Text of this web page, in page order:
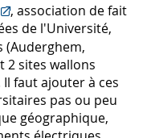
, association de fait
de l'Université,
(Auderghem,
2 sites wallons
faut ajouter à ces
pas ou peu
géographique,